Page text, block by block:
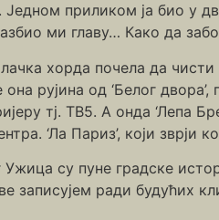
приликом ја био у
ми главу… Како да
хорда почела да чисти
она рујина од ‘Белог
тј. ТВ5. А онда ‘Лепа
‘Ла Париз’, који зврји
су пуне градске
записујем ради будућих